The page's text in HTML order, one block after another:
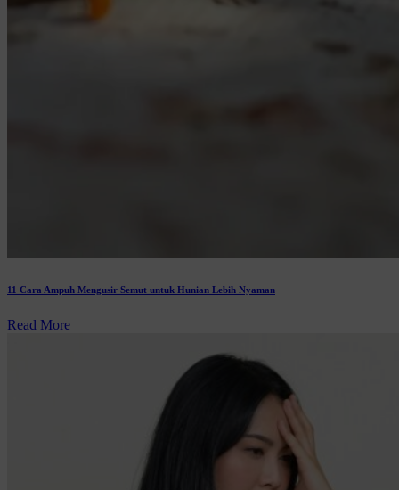
11 Cara Ampuh Mengusir Semut untuk Hunian Lebih Nyaman
Read More